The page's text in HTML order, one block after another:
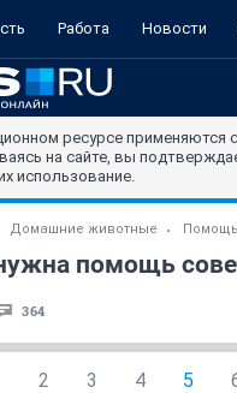
Работа Новости
ресурсе применяются
на сайте, вы
использование.
Домашние животные
364
2 3 4 5